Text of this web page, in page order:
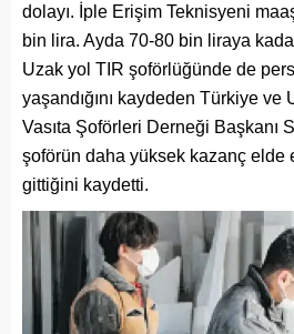
dolayı. İple Erişim Teknisyeni
bin lira. Ayda 70-80 bin liraya
Uzak yol TIR şoförlüğünde de
yaşandığını kaydeden Türkiye ve
Vasıta Şoförleri Derneği Başkanı
şoförün daha yüksek kazanç elde
gittiğini kaydetti.